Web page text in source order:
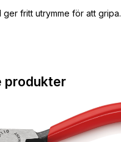
ger fritt utrymme för att gripa.
produkter